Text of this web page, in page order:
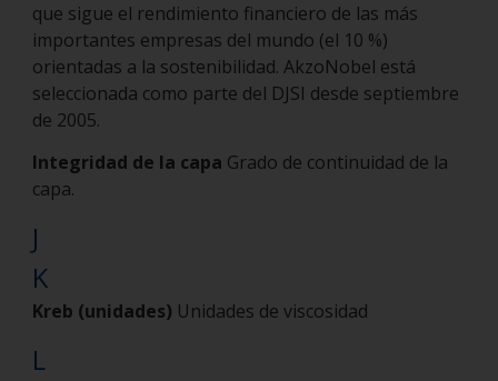
que sigue el rendimiento financiero de las más
importantes empresas del mundo (el 10 %)
orientadas a la sostenibilidad. AkzoNobel está
seleccionada como parte del DJSI desde septiembre
de 2005.
Integridad de la capa Grado de continuidad de la
capa.
J
K
Kreb (unidades) Unidades de viscosidad
L